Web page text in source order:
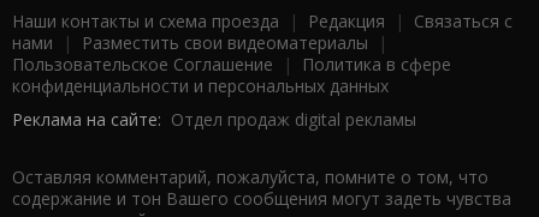
Наши контакты и схема проезда | Редакция | Связаться с
нами | Разместить свои видеоматериалы |
Пользовательское Соглашение |
Политика в сфере
конфиденциальности и персональных данных
Реклама на сайте: Отдел продаж digital рекламы
Оставляя комментарий, пожалуйста, помните о том, что
содержание и тон Вашего сообщения могут задеть чувства